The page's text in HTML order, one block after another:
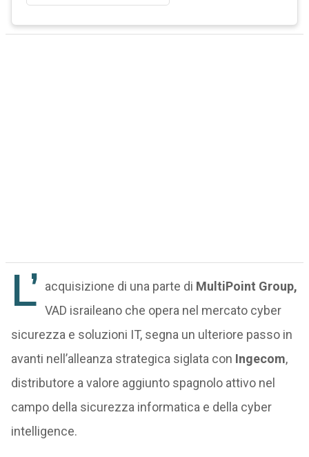
L’ acquisizione di una parte di MultiPoint Group,
VAD israileano che opera nel mercato cyber
sicurezza e soluzioni IT, segna un ulteriore passo in
avanti nell’alleanza strategica siglata con Ingecom,
distributore a valore aggiunto spagnolo attivo nel
campo della sicurezza informatica e della cyber
intelligence.